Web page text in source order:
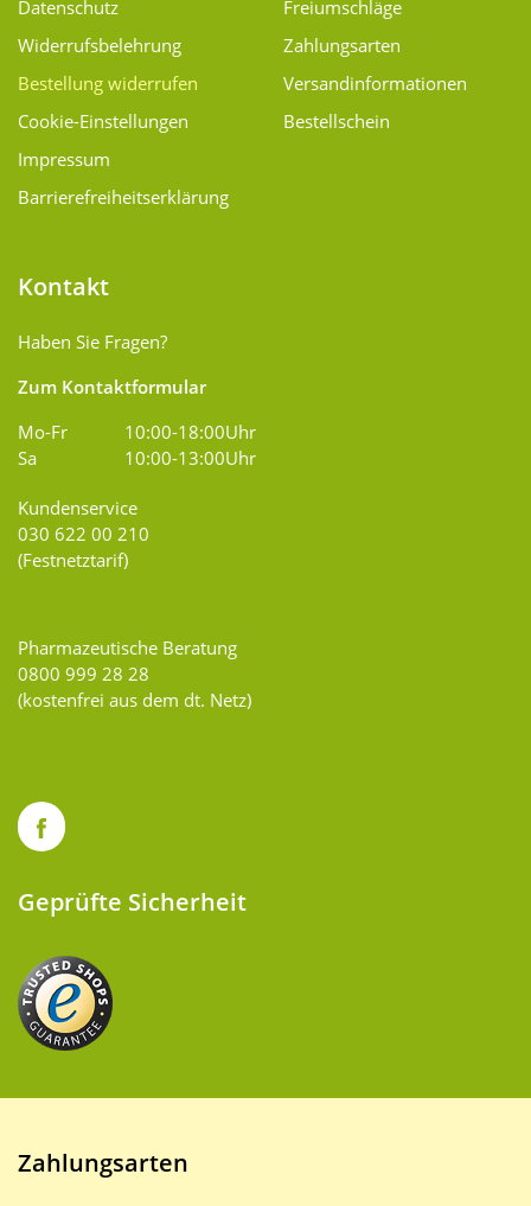
Datenschutz
Widerrufsbelehrung
Bestellung widerrufen
Cookie-Einstellungen
Impressum
Barrierefreiheitserklärung
Freiumschläge
Zahlungsarten
Versand­informationen
Bestellschein
Kontakt
Haben Sie Fragen?
Zum Kontaktformular
Mo-Fr
10:00-18:00Uhr
Sa
10:00-13:00Uhr
Kundenservice
030 622 00 210
(Festnetztarif)
Pharmazeutische Beratung
0800 999 28 28
(kostenfrei aus dem dt. Netz)
Geprüfte Sicherheit
Zahlungsarten